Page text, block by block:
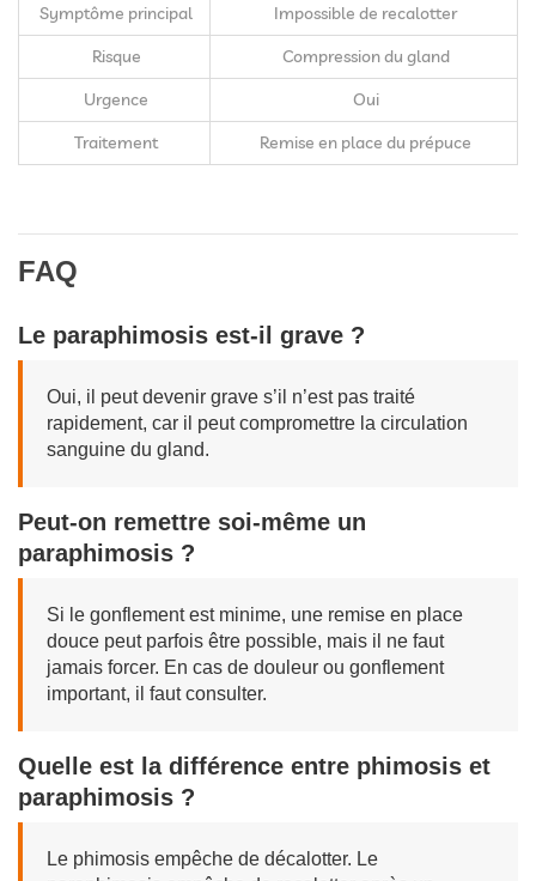
Symptôme principal
Impossible de recalotter
Risque
Compression du gland
Urgence
Oui
Traitement
Remise en place du prépuce
FAQ
Le paraphimosis est-il grave ?
Oui, il peut devenir grave s’il n’est pas traité
rapidement, car il peut compromettre la circulation
sanguine du gland.
Peut-on remettre soi-même un
paraphimosis ?
Si le gonflement est minime, une remise en place
douce peut parfois être possible, mais il ne faut
jamais forcer. En cas de douleur ou gonflement
important, il faut consulter.
Quelle est la différence entre phimosis et
paraphimosis ?
Le phimosis empêche de décalotter. Le